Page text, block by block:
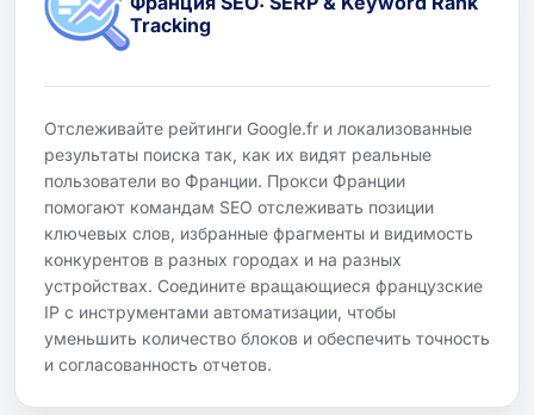
Tracking
Отслеживайте рейтинги Google.fr и локализованные
результаты поиска так, как их видят реальные
пользователи во Франции. Прокси Франции
помогают командам SEO отслеживать позиции
ключевых слов, избранные фрагменты и видимость
конкурентов в разных городах и на разных
устройствах. Соедините вращающиеся французские
IP с инструментами автоматизации, чтобы
уменьшить количество блоков и обеспечить точность
и согласованность отчетов.